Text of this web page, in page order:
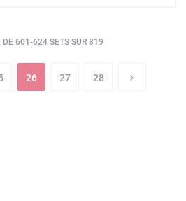
DE 601-624 SETS SUR 819
26 27 28